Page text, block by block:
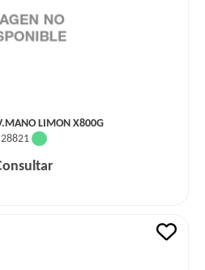
LIMON X800G
28821